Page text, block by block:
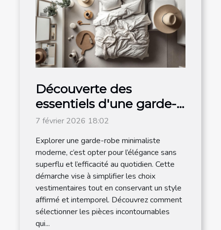
Découverte des
essentiels d'une garde-
robe minimaliste
7 février 2026 18:02
Explorer une garde-robe minimaliste
moderne, c’est opter pour l’élégance sans
superflu et l’efficacité au quotidien. Cette
démarche vise à simplifier les choix
vestimentaires tout en conservant un style
affirmé et intemporel. Découvrez comment
sélectionner les pièces incontournables
qui...